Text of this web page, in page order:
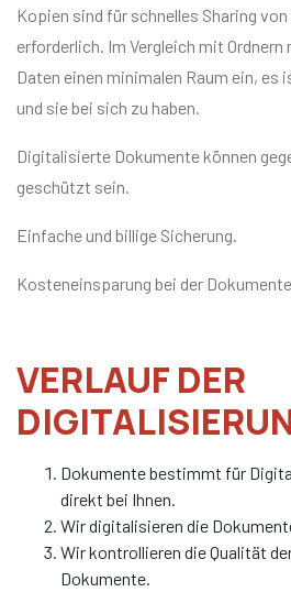
Kopien sind für schnelles Sharing
erforderlich. Im Vergleich mit
Daten einen minimalen Raum ein, es
und sie bei sich zu haben.
Digitalisierte Dokumente können
geschützt sein.
Einfache und billige Sicherung.
Kosteneinsparung bei der
VERLAUF DER
Dokumente bestimmt für
direkt bei Ihnen.
Wir digitalisieren die
Wir kontrollieren die Qualität
Dokumente.